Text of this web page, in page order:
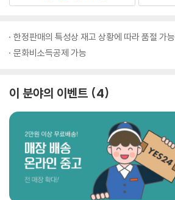
한정판매의 특성상 재고 상황에 따라 품절 가능
문화비소득공제 가능
이 분야의 이벤트 4